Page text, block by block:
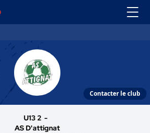
Contacter le club
U13 2 -
AS D'attignat